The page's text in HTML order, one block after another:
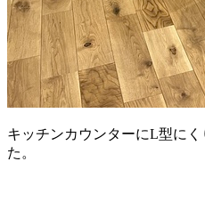
キッチンカウンターにL型に
た。